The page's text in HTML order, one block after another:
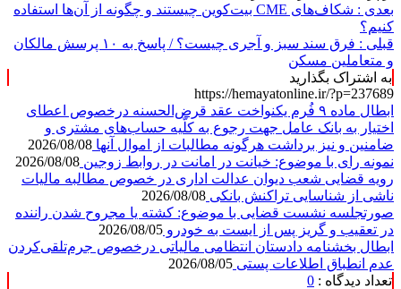
بعدی :
شکاف‌های CME بیت‌کوین چیستند و چگونه از آن‌ها استفاده
کنیم؟
قبلی :
فرق سند سبز و آجری چیست؟ / پاسخ به ۱۰ پرسش مالکان
و متعاملین مسکن
به اشتراک بگذارید
https://hemayatonline.ir/?p=237689
ابطال ماده ۹ فُرم یکنواخت عقد قرض‌الحسنه درخصوص اعطای
اختیار به بانک عامل جهت رجوع به کلّیه حساب‌های مشتری و
ضامنین و نیز برداشت هرگونه مطالبات از اموال آنها 2026/08/08
نمونه رای با موضوع: خیانت در امانت در روابط زوجین 2026/08/08
رویه قضایی شعب دیوان عدالت اداری در خصوص مطالبه مالیات
ناشی از شناسایی تراکنش بانکی 2026/08/08
صورتجلسه نشست قضایی با موضوع: کشته یا مجروح شدن راننده
در تعقیب و گریز پس از ایست به خودرو 2026/08/05
ابطال بخشنامه دادستان انتظامی مالیاتی درخصوص جرم‌تلقی‌کردن
عدم انطباق اطلاعات پستی 2026/08/05
تعداد دیدگاه : 0